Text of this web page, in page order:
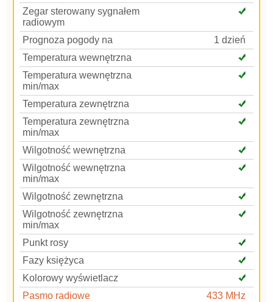
Zegar sterowany sygnałem
radiowym
Prognoza pogody na
1 dzień
Temperatura wewnętrzna
Temperatura wewnętrzna
min/max
Temperatura zewnętrzna
Temperatura zewnętrzna
min/max
Wilgotność wewnętrzna
Wilgotność wewnętrzna
min/max
Wilgotność zewnętrzna
Wilgotność zewnętrzna
min/max
Punkt rosy
Fazy księżyca
Kolorowy wyświetlacz
Pasmo radiowe
433 MHz